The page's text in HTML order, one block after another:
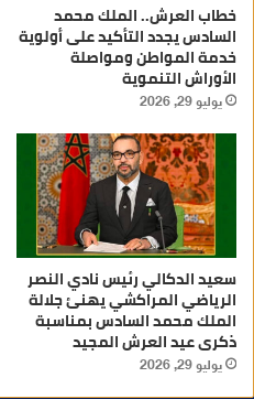
خطاب العرش.. الملك محمد
السادس يجدد التأكيد على أولوية
خدمة المواطن ومواصلة
الأوراش التنموية
يوليو 29, 2026
سعيد الدكالي رئيس نادي النصر
الرياضي المراكشي يهنئ جلالة
الملك محمد السادس بمناسبة
ذكرى عيد العرش المجيد
يوليو 29, 2026